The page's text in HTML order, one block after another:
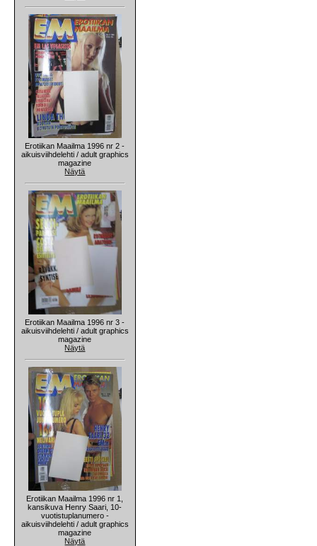
Erotiikan Maailma 1996 nr 2 -
aikuisviihdelehti / adult graphics
magazine
Näytä
Erotiikan Maailma 1996 nr 3 -
aikuisviihdelehti / adult graphics
magazine
Näytä
Erotiikan Maailma 1996 nr 1,
kansikuva Henry Saari, 10-
vuotistuplanumero -
aikuisviihdelehti / adult graphics
magazine
Näytä